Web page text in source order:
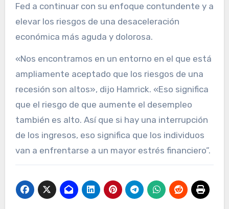
Fed a continuar con su enfoque contundente y a
elevar los riesgos de una desaceleración
económica más aguda y dolorosa.
«Nos encontramos en un entorno en el que está
ampliamente aceptado que los riesgos de una
recesión son altos», dijo Hamrick. «Eso significa
que el riesgo de que aumente el desempleo
también es alto. Así que si hay una interrupción
de los ingresos, eso significa que los individuos
van a enfrentarse a un mayor estrés financiero”.